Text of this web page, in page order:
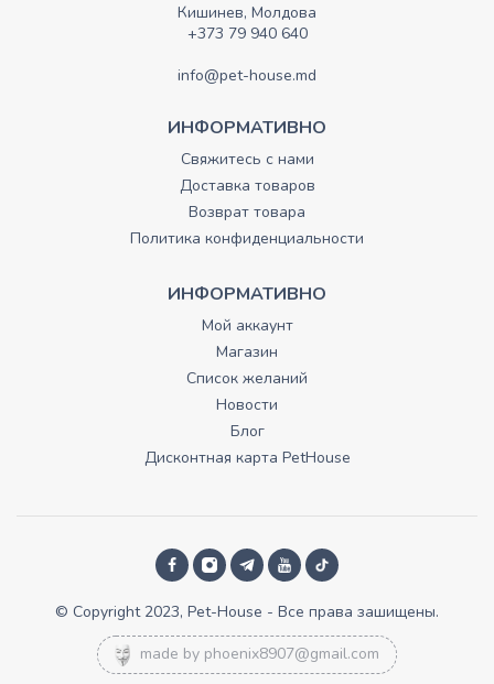
Кишинев, Молдова
+373 79 940 640
info@pet-house.md
ИНФОРМАТИВНО
Свяжитесь с нами
Доставка товаров
Возврат товара
Политика конфиденциальности
ИНФОРМАТИВНО
Мой аккаунт
Магазин
Список желаний
Новости
Блог
Дисконтная карта PetHouse
© Copyright 2023, Pet-House - Все права зашищены.
made by phoenix8907@gmail.com